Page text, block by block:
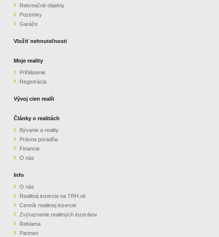
Rekreačné objekty
Pozemky
Garáže
Vložiť nehnuteľnosti
Moje reality
Prihlásenie
Registrácia
Vývoj cien realít
Články o realitách
Bývanie a reality
Právna poradňa
Financie
O nás
Info
O nás
Realitná inzercia na TRH.sk
Cenník realitnej inzercie
Zvýraznenie realitných inzerátov
Reklama
Partneri